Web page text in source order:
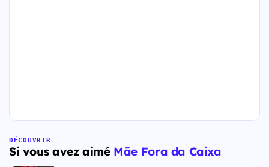
DÉCOUVRIR
Si vous avez aimé Mãe Fora da Caixa